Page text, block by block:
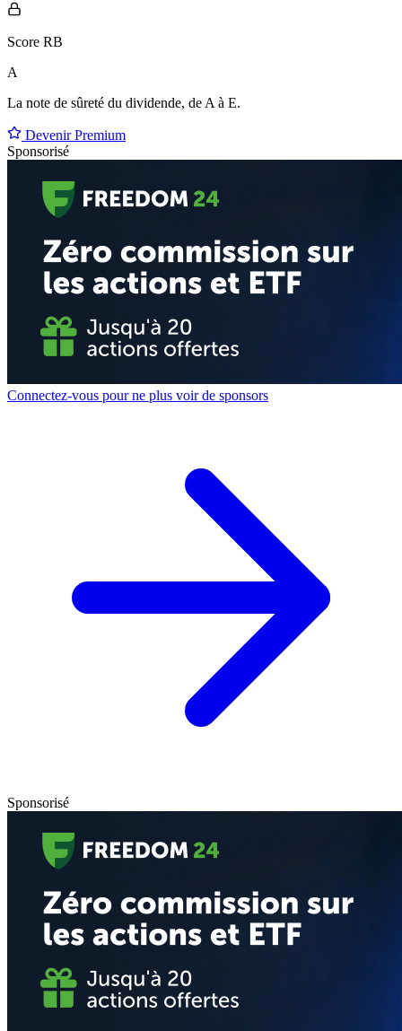
Score RB
A
La note de sûreté du dividende, de A à E.
Devenir Premium
Sponsorisé
Connectez-vous pour ne plus voir de sponsors
Sponsorisé